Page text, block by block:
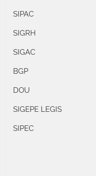
SIPAC
SIGRH
SIGAC
BGP
DOU
SIGEPE LEGIS
SIPEC